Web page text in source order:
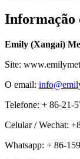
Informação
Emily (Xangai)
Site:
O email:
Telefone: + 86-21-
Celular / Wechat:
Whatsapp: + 86-